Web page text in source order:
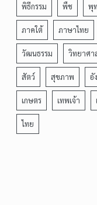
พิธีกรรม พืช พุ
ภาคใต้ ภาษาไทย
วัฒนธรรม วิทยาศา
สัตว์ สุขภาพ อั
เกษตร เทพเจ้า
ไทย